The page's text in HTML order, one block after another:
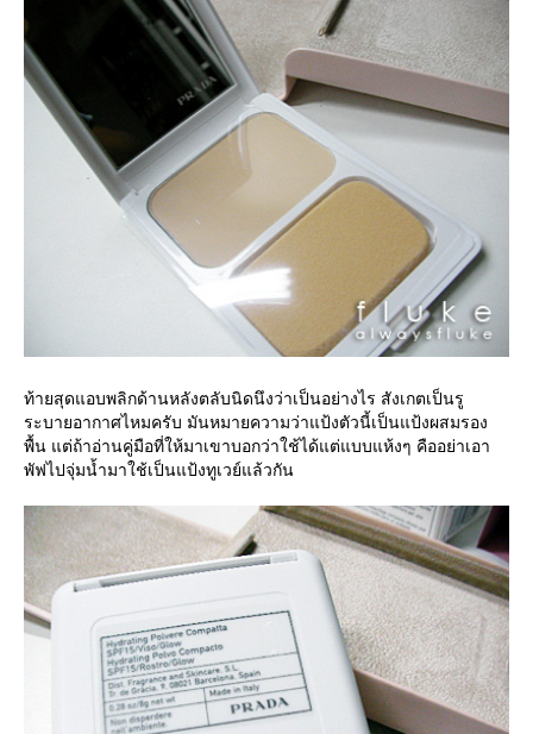
ท้ายสุดแอบพลิกด้านหลังตลับนิดนึงว่าเป็นอย่างไร สังเกตเป็นรู
ระบายอากาศไหมครับ มันหมายความว่าแป้งตัวนี้เป็นแป้งผสมรอง
พื้น แต่ถ้าอ่านคู่มือที่ให้มาเขาบอกว่าใช้ได้แต่แบบแห้งๆ คืออย่าเอา
พัฟไปจุ่มน้ำมาใช้เป็นแป้งทูเวย์แล้วกัน